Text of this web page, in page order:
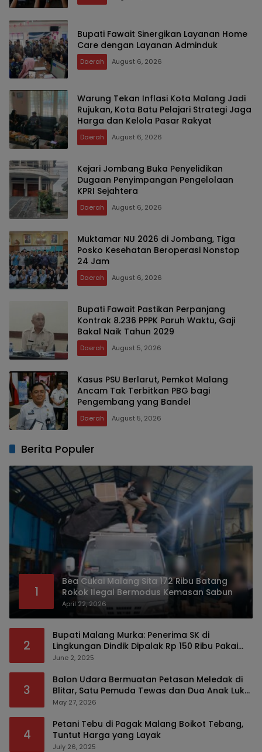
Bupati Fawait Sinergikan Layanan Home
Care dengan Layanan Adminduk
Daerah August 6, 2026
Warung Tekan Inflasi Kota Malang Jadi
Rujukan, Kota Batu Pelajari Strategi Jaga
Harga dan Kelola Pasar Rakyat
Daerah August 6, 2026
Kejari Jombang Buka Penyelidikan
Dugaan Penyimpangan Pengelolaan
KPRI Sejahtera
Daerah August 6, 2026
Muktamar NU 2026 di Jombang, Tiga
Posko Kesehatan Beroperasi Nonstop
24 Jam
Daerah August 6, 2026
Bupati Fawait Pastikan Perpanjang
Kontrak 8.236 PPPK Paruh Waktu, Gaji
Bakal Naik Tahun 2029
Daerah August 5, 2026
Kasus PSU Berlarut, Pemkot Malang
Ancam Tak Terbitkan PBG bagi
Pengembang yang Bandel
Daerah August 5, 2026
Berita Populer
1
Bea Cukai Malang Sita 172 Ribu Batang
Rokok Ilegal Bermodus Kemasan Sabun
April 22, 2026
2
Bupati Malang Murka: Penerima SK di
Lingkungan Dindik Dipalak Rp 150 Ribu Pakai
Modus Tumpengan, KPK Turut Pantau
June 2, 2025
3
Balon Udara Bermuatan Petasan Meledak di
Blitar, Satu Pemuda Tewas dan Dua Anak Luka
Serius
May 27, 2026
4
Petani Tebu di Pagak Malang Boikot Tebang,
Tuntut Harga yang Layak
July 26, 2025